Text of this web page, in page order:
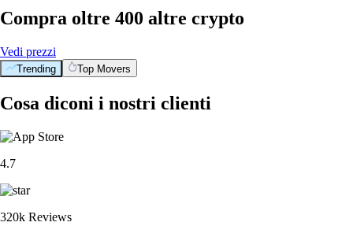
Compra oltre 400 altre crypto
Vedi prezzi
Trending Top Movers
Cosa diconi i nostri clienti
4.7
320k Reviews